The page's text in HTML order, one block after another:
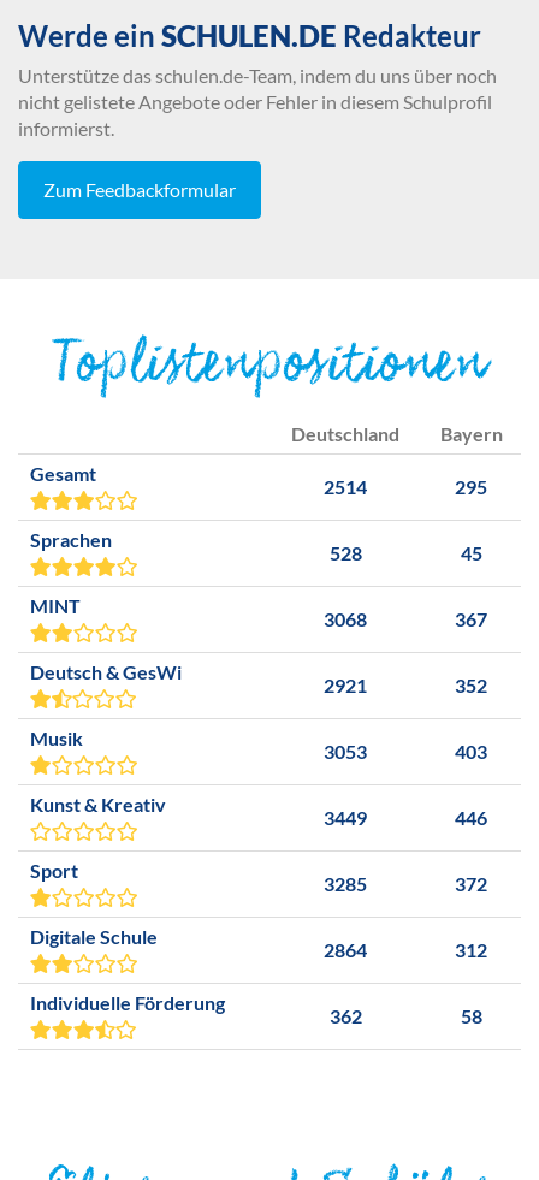
Werde ein SCHULEN.DE Redakteur
Unterstütze das schulen.de-Team, indem du uns über noch
nicht gelistete Angebote oder Fehler in diesem Schulprofil
informierst.
Zum Feedbackformular
Toplistenpositionen
Deutschland
Bayern
Gesamt
2514 295
Sprachen
528 45
MINT
3068 367
Deutsch & GesWi
2921 352
Musik
3053 403
Kunst & Kreativ
3449 446
Sport
3285 372
Digitale Schule
2864 312
Individuelle Förderung
362 58